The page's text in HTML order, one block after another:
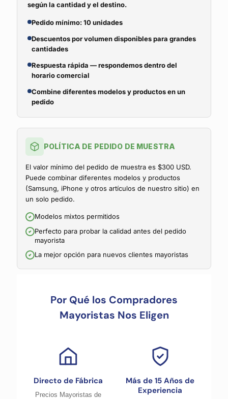
según la cantidad y el destino.
Pedido mínimo: 10 unidades
Descuentos por volumen disponibles para grandes
cantidades
Respuesta rápida — respondemos dentro del
horario comercial
Combine diferentes modelos y productos en un
pedido
POLÍTICA DE PEDIDO DE MUESTRA
El valor mínimo del pedido de muestra es $300 USD.
Puede combinar diferentes modelos y productos
(Samsung, iPhone y otros artículos de nuestro sitio) en
un solo pedido.
Modelos mixtos permitidos
Perfecto para probar la calidad antes del pedido
mayorista
La mejor opción para nuevos clientes mayoristas
Por Qué los Compradores
Mayoristas Nos Eligen
Directo de Fábrica
Precios Mayoristas de
Más de 15 Años de
Experiencia